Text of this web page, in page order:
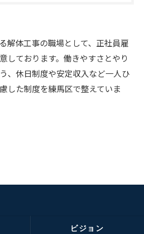
解体工事の職場として、正社員雇
しております。働きやすさとやり
、休日制度や安定収入など一人ひ
した制度を練馬区で整えていま
ビジョン